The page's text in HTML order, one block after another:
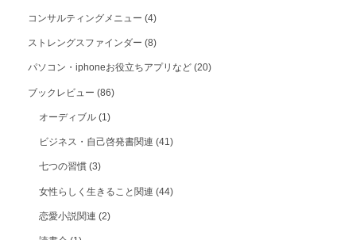
コンサルティングメニュー(4)
ストレングスファインダー(8)
パソコン・iphoneお役立ちアプリなど(20)
ブックレビュー(86)
オーディブル(1)
ビジネス・自己啓発書関連(41)
七つの習慣(3)
女性らしく生きること関連(44)
恋愛小説関連(2)